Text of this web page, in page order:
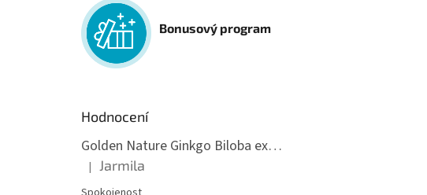
Bonusový program
Hodnocení
Golden Nature Ginkgo Biloba extrakt 50:1 60mg, 100 kapslí
Hodnocení produktu je 5 z 5 hvězdiček.
| Jarmila